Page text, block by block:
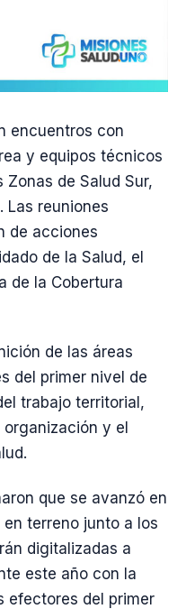
encuentros con
y equipos técnicos
Zonas de Salud Sur,
Las reuniones
de acciones
de la Salud, el
de la Cobertura
de las áreas
del primer nivel de
trabajo territorial,
y el
que se avanzó en
terreno junto a los
digitalizadas a
este año con la
efectores del primer